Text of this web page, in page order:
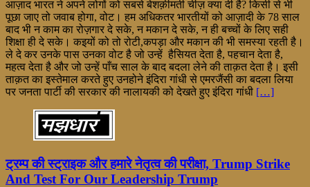
आज़ाद भारत ने अपने लोगों को सबसे बेशक़ीमती चीज़ क्या दी है? किसी से भी
पूछा जाए तो जवाब होगा, वोट। हम अधिकतर भारतीयों को आज़ादी के 78 साल
बाद भी न काम का रोज़गार दे सके, न मकान दे सके, न ही बच्चों के लिए सही
शिक्षा ही दे सके। कइयों को तो रोटी,कपड़ा और मकान की भी समस्या रहती है।
ले दे कर उनके पास उनका वोट है जो उन्हें हैसियत देता है, पहचान देता है,
महत्व देता है और जो उन्हें पाँच साल के बाद बदला लेने की ताक़त देता है। इसी
ताक़त का इस्तेमाल करते हुए उनहोने इंदिरा गांधी से एमरजैंसी का बदला लिया
पर जनता पार्टी की सरकार की नालायकी को देखते हुए इंदिरा गांधी […]
ट्रम्प की स्ट्राइक और हमारे नेतृत्व की परीक्षा, Trump Strike
And Test For Our Leadership Trump